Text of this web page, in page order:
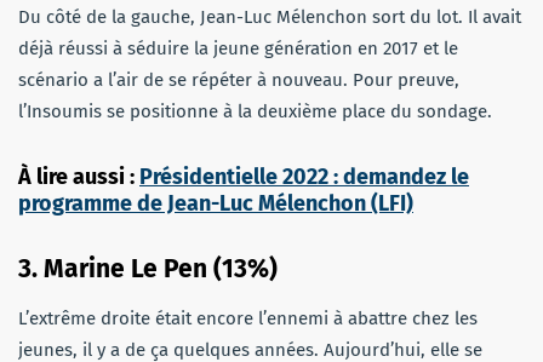
Du côté de la gauche, Jean-Luc Mélenchon sort du lot. Il avait
déjà réussi à séduire la jeune génération en 2017 et le
scénario a l’air de se répéter à nouveau. Pour preuve,
l’Insoumis se positionne à la deuxième place du sondage.
À lire aussi : Présidentielle 2022 : demandez le
programme de Jean-Luc Mélenchon (LFI)
3. Marine Le Pen (13%)
L’extrême droite était encore l’ennemi à abattre chez les
jeunes, il y a de ça quelques années. Aujourd’hui, elle se